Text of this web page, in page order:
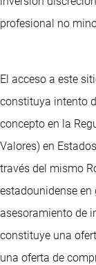
profesional no
El acceso a este
constituya intento
concepto en la
Valores) en
través del mismo
estadounidense en
asesoramiento de
constituye una
una oferta de